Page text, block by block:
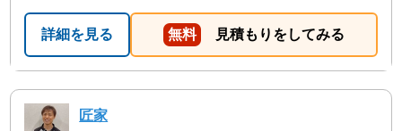
詳細を見る 無料 見積もりをしてみる
匠家